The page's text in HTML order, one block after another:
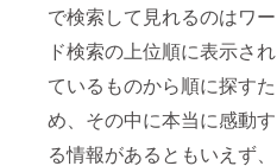
で検索して見れるのはワー
ド検索の上位順に表示され
ているものから順に探すた
め、その中に本当に感動す
る情報があるともいえず、